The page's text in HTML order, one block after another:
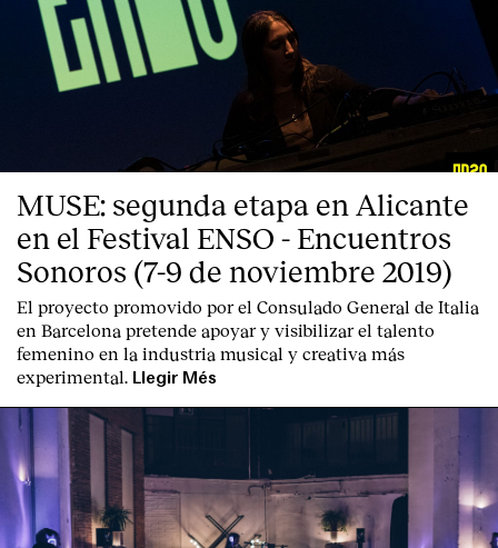
Index
MUSE: segunda etapa en Alicante
en el Festival ENSO - Encuentros
Sonoros (7-9 de noviembre 2019)
El proyecto promovido por el Consulado General de Italia
en Barcelona pretende apoyar y visibilizar el talento
femenino en la industria musical y creativa más
experimental. Llegir Més